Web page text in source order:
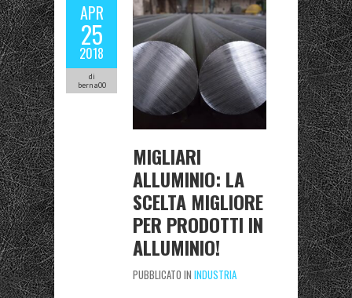
APR
25
2018
di
berna00
MIGLIARI
ALLUMINIO: LA
SCELTA MIGLIORE
PER PRODOTTI IN
ALLUMINIO!
PUBBLICATO IN INDUSTRIA